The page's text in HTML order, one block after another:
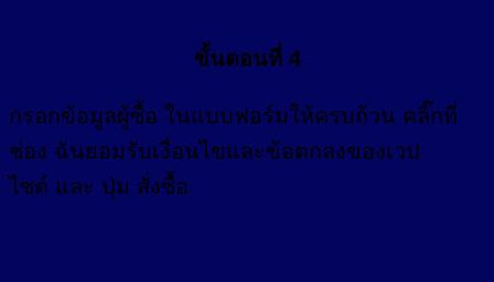
ขั้นตอนที่ 4
กรอกข้อมูลผู้ซื้อ ในแบบฟอร์มให้ครบถ้วน คลิ๊กที่
ช่อง ฉันยอมรับเงื่อนไขและข้อตกลงของเวป
ไซต์ และ ปุ่ม สั่งซื้อ